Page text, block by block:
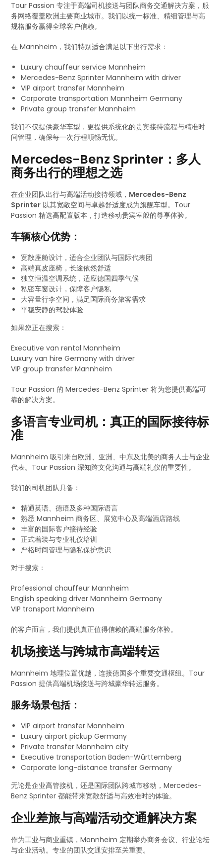
Tour Passion 专注于高端司机接送与团队商务交通解决方案，服
务网络覆盖欧洲主要商业城市。我们以统一标准、精细管理与高
规格服务赢得全球客户信赖。
在 Mannheim，我们特别适合满足以下出行需求：
Luxury chauffeur service Mannheim
Mercedes-Benz Sprinter Mannheim with driver
VIP airport transfer Mannheim
Corporate transportation Mannheim Germany
Private group transfer Mannheim
我们不仅提供豪华车型，更提供系统化的贵宾接待流程与精准时
间管理，确保每一次行程顺畅无忧。
Mercedes-Benz Sprinter：多人
商务出行的理想之选
在企业团队出行与高端活动接待领域， Mercedes-Benz
Sprinter 以其宽敞空间与卓越舒适度成为旗舰车型。Tour
Passion 精选高配置版本，打造移动贵宾室般的尊享体验。
车辆核心优势：
宽敞座舱设计，适合企业团队与国际代表团
高端真皮座椅，长途依然舒适
独立恒温空调系统，适应德国四季气候
私密车窗设计，保障客户隐私
大容量行李空间，满足国际商务旅客需求
平稳安静的驾驶体验
如果您正在搜索：
Executive van rental Mannheim
Luxury van hire Germany with driver
VIP group transfer Mannheim
Tour Passion 的 Mercedes-Benz Sprinter 将为您提供高端可
靠的解决方案。
多语言专业司机：真正的国际接待标
准
Mannheim 吸引来自欧洲、亚洲、中东及北美的商务人士与企业
代表。Tour Passion 深知跨文化沟通与高端礼仪的重要性。
我们的司机团队具备：
精通英语、德语及多种国际语言
熟悉 Mannheim 商务区、展览中心及高端酒店路线
丰富的国际客户接待经验
正式着装与专业礼仪培训
严格时间管理与隐私保护意识
对于搜索：
Professional chauffeur Mannheim
English speaking driver Mannheim Germany
VIP transport Mannheim
的客户而言，我们提供真正值得信赖的高端服务体验。
机场接送与跨城市高端转运
Mannheim 地理位置优越，连接德国多个重要交通枢纽。Tour
Passion 提供高端机场接送与跨城豪华转运服务。
服务场景包括：
VIP airport transfer Mannheim
Luxury airport pickup Germany
Private transfer Mannheim city
Executive transportation Baden-Württemberg
Corporate long-distance transfer Germany
无论是企业高管接机，还是国际团队跨城市移动，Mercedes-
Benz Sprinter 都能带来宽敞舒适与高效准时的体验。
企业差旅与高端活动交通解决方案
作为工业与商业重镇，Mannheim 定期举办商务会议、行业论坛
与企业活动。专业的团队交通安排至关重要。